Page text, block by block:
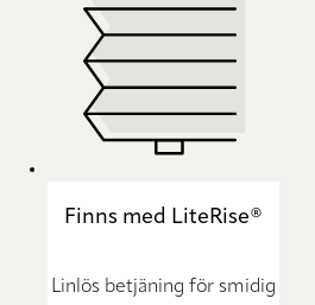
Finns med LiteRise®
Linlös betjäning för smidig